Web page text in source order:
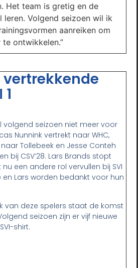
Het team is gretig en de
leren. Volgend seizoen wil ik
aanreiken om
ontwikkelen.”
vertrekkende
volgend seizoen niet meer voor
Nunnink vertrekt naar WHC,
Tollebeek en Jesse Conteh
bij CSV’28. Lars Brands stopt
een andere rol vervullen bij SVI
en Lars worden bedankt voor hun
van deze spelers staat de komst
seizoen zijn er vijf nieuwe
shirt.